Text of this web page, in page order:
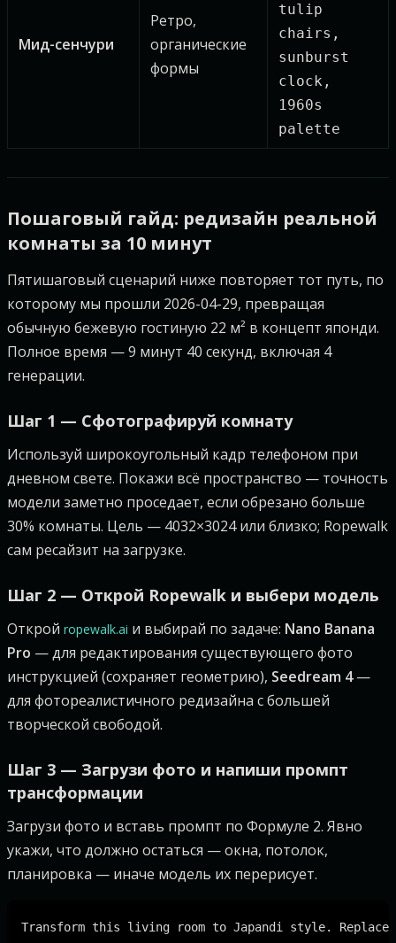
Мид-сенчури
Ретро,
органические
формы
tulip
chairs,
sunburst
clock,
1960s
palette
Пошаговый гайд: редизайн реальной
комнаты за 10 минут
Пятишаговый сценарий ниже повторяет тот путь, по
которому мы прошли 2026-04-29, превращая
обычную бежевую гостиную 22 м² в концепт японди.
Полное время — 9 минут 40 секунд, включая 4
генерации.
Шаг 1 — Сфотографируй комнату
Используй широкоугольный кадр телефоном при
дневном свете. Покажи всё пространство — точность
модели заметно проседает, если обрезано больше
30% комнаты. Цель — 4032×3024 или близко; Ropewalk
сам ресайзит на загрузке.
Шаг 2 — Открой Ropewalk и выбери модель
Открой ropewalk.ai и выбирай по задаче: Nano Banana
Pro — для редактирования существующего фото
инструкцией (сохраняет геометрию), Seedream 4—
для фотореалистичного редизайна с большей
творческой свободой.
Шаг 3 — Загрузи фото и напиши промпт
трансформации
Загрузи фото и вставь промпт по Формуле 2. Явно
укажи, что должно остаться — окна, потолок,
планировка — иначе модель их перерисует.
Transform this living room to Japandi style.